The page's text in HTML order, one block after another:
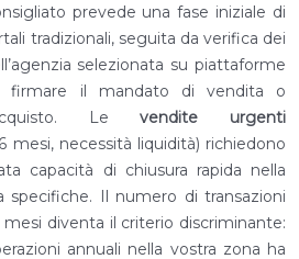
prevede una fase iniziale di
tradizionali, seguita da verifica dei
selezionata su piattaforme
firmare il mandato di vendita o
Levendite urgenti
mesi, necessità liquidità) richiedono
capacità di chiusura rapida nella
specifiche. Il numero di transazioni
diventa il criterio discriminante:
annuali nella vostra zona ha